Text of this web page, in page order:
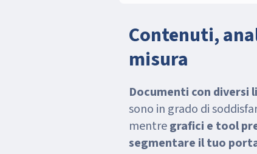
Contenuti,
misura
Documenti con diversi
sono in grado di
mentregrafici e tool
segmentare il tuo